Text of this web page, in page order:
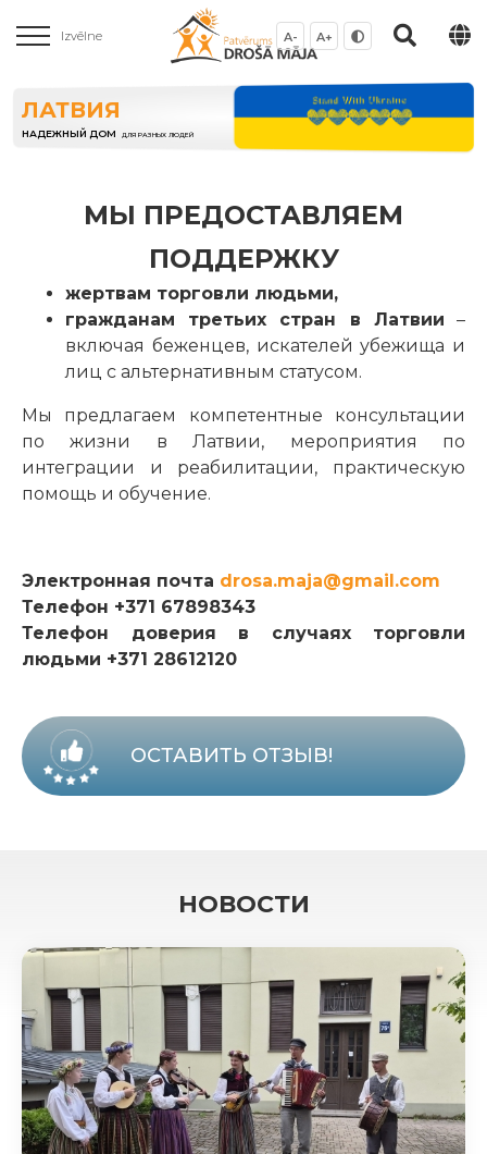
Izvēlne A- A+
ЛАТВИЯ
НАДЕЖНЫЙ ДОМ ДЛЯ РАЗНЫХ ЛЮДЕЙ
МЫ ПРЕДОСТАВЛЯЕМ
ПОДДЕРЖКУ
жертвам торговли людьми,
гражданам третьих стран в Латвии –
включая беженцев, искателей убежища и
лиц с альтернативным статусом.
Мы предлагаем компетентные консультации
по жизни в Латвии, мероприятия по
интеграции и реабилитации, практическую
помощь и обучение.
Электронная почта drosa.maja@gmail.com
Телефон +371 67898343
Телефон доверия в случаях торговли
людьми +371 28612120
ОСТАВИТЬ ОТЗЫВ!
НОВОСТИ